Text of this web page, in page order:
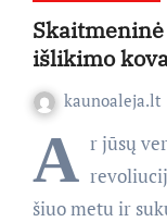
išlikimo
kaunoaleja.lt
A r jūsų
šiuo metu ir